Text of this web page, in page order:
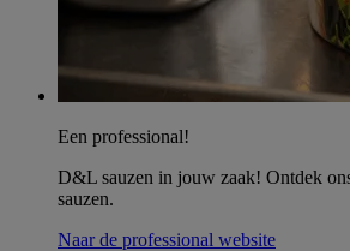
Een professional!
D&L sauzen in jouw zaak! Ontdek
sauzen.
Naar de professional website